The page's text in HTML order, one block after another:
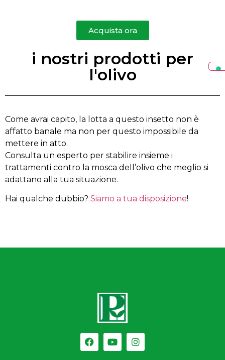
Acquista ora
i nostri prodotti per
l'olivo
Come avrai capito, la lotta a questo insetto non è
affatto banale ma non per questo impossibile da
mettere in atto.
Consulta un esperto per stabilire insieme i
trattamenti contro la mosca dell’olivo che meglio si
adattano alla tua situazione.
Hai qualche dubbio? Siamo a tua disposizione!